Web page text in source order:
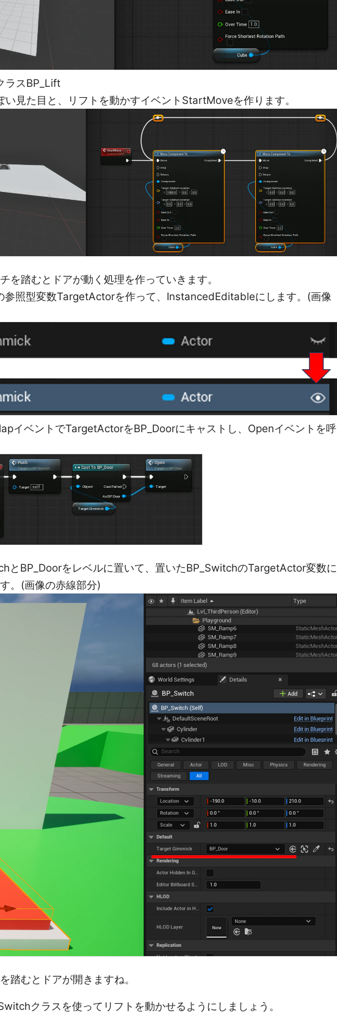
ラスBP_Lift
い見た目と、リフトを動かすイベントStartMoveを作ります。
を踏むとドアが動く処理を作っていきます。
参照型変数TargetActorを作って、InstancedEditableにします。(画像
イベントでTargetActorをBP_Doorにキャストし、Openイベントを呼
とBP_Doorをレベルに置いて、置いたBP_SwitchのTargetActor変数に
。(画像の赤線部分)
踏むとドアが開きますね。
クラスを使ってリフトを動かせるようにしましょう。